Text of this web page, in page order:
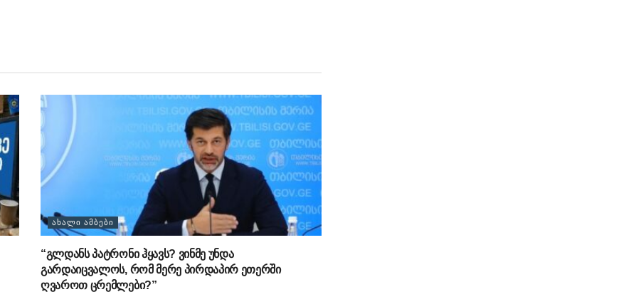
ᲐᲮᲐᲚᲘ ᲐᲛᲑᲔᲑᲘ
“გლდანს პატრონი ჰყავს? ვინმე უნდა
გარდაიცვალოს, რომ მერე პირდაპირ ეთერში
ღვაროთ ცრემლები?”